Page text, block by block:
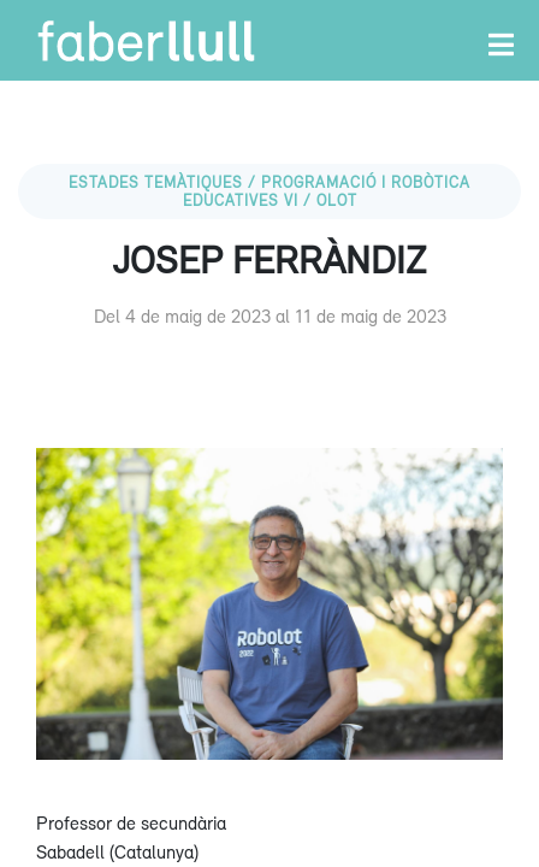
ESTADES TEMÀTIQUES / PROGRAMACIÓ I ROBÒTICA
EDUCATIVES VI / OLOT
JOSEP FERRÀNDIZ
Del 4 de maig de 2023 al 11 de maig de 2023
Professor de secundària
Sabadell (Catalunya)